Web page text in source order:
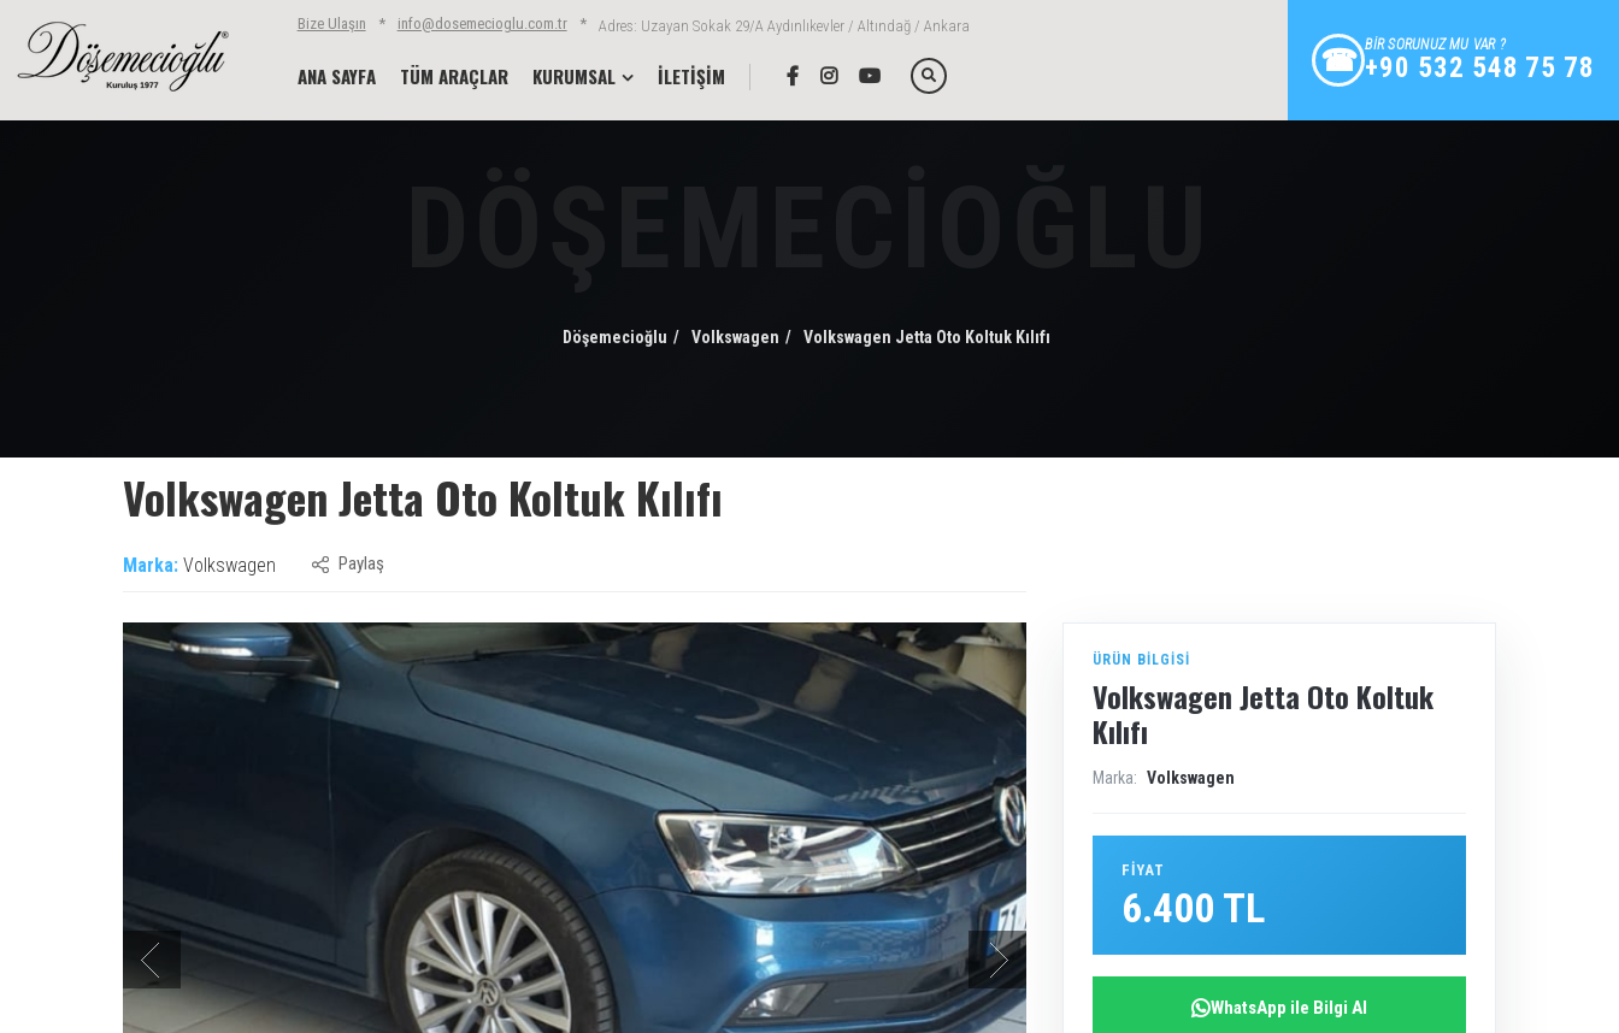
Bize Ulaşın * info@dosemecioglu.com.tr * Adres: Uzayan Sokak 29/A Aydınlıkevler / Altındağ / Ankara
ANA SAYFA TÜM ARAÇLAR KURUMSAL İLETİŞİM
BİR SORUNUZ MU VAR ?
+90 532 548 75 78
Döşemecioğlu Volkswagen Volkswagen Jetta Oto Koltuk Kılıfı
Volkswagen Jetta Oto Koltuk Kılıfı
Marka: Volkswagen Paylaş
ÜRÜN BILGISI
Volkswagen Jetta Oto Koltuk
Kılıfı
Marka: Volkswagen
FIYAT
6.400 TL
WhatsApp ile Bilgi Al